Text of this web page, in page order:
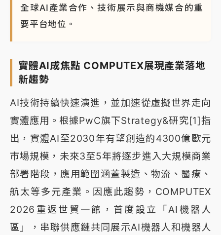
全球AI產業合作、技術展示與商機媒合的重
要平台地位。
實體AI成焦點 COMPUTEX展現產業落地
新趨勢
AI技術持續快速演進，並加速從虛擬世界走向
實體應用。根據PwC旗下Strategy&研究[1]指
出，實體AI至2030年有望創造約4300億歐元
市場規模，未來3至5年將逐步進入大規模商業
部署階段，應用範圍涵蓋製造、物流、醫療、
航太等多元產業。因應此趨勢，COMPUTEX
2026重返世貿一館，首度設立「AI機器人
區」，串聯供應鏈共同展示AI機器人和機器人